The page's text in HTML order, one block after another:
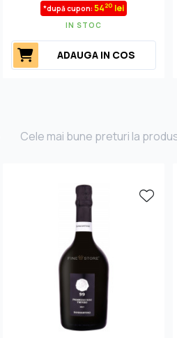
*după cupon: 5420 lei
IN STOC
ADAUGA IN COS
Cele mai bune preturi la